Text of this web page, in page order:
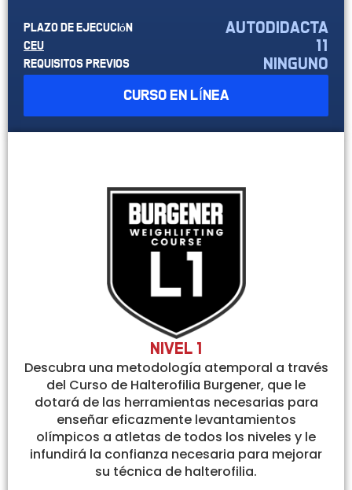
Plazo de ejecución autodidacta
CEU 11
Requisitos previos ninguno
CURSO EN LÍNEA
Nivel 1
Descubra una metodología atemporal a través
del Curso de Halterofilia Burgener, que le
dotará de las herramientas necesarias para
enseñar eficazmente levantamientos
olímpicos a atletas de todos los niveles y le
infundirá la confianza necesaria para mejorar
su técnica de halterofilia.